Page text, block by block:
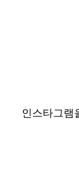
인스타그램